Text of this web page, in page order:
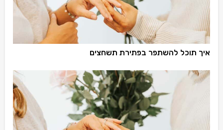
איך תוכל להשתפר בפתירת תשחצים